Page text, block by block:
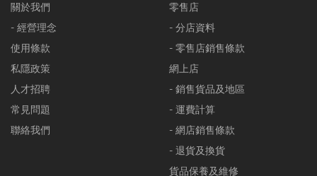
關於我們
- 經營理念
使用條款
私隱政策
人才招聘
常見問題
聯絡我們
零售店
- 分店資料
- 零售店銷售條款
網上店
- 銷售貨品及地區
- 運費計算
- 網店銷售條款
- 退貨及換貨
貨品保養及維修